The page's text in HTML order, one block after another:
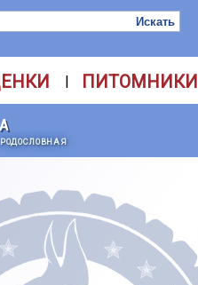
| ПИТОМНИКИ
РОДОСЛОВНАЯ